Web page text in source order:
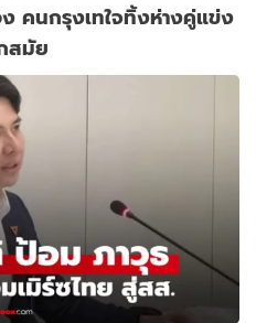
คนกรุงเทใจทิ้งห่างคู่แข่ง
สมัย